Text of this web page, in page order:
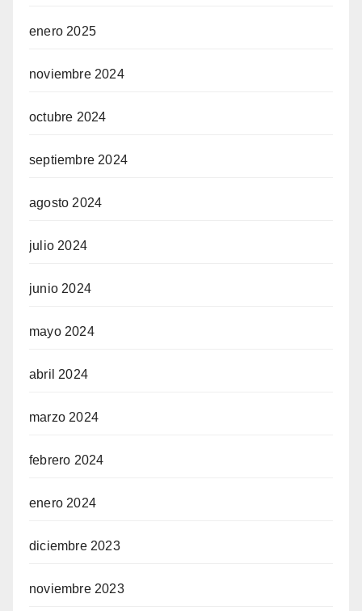
enero 2025
noviembre 2024
octubre 2024
septiembre 2024
agosto 2024
julio 2024
junio 2024
mayo 2024
abril 2024
marzo 2024
febrero 2024
enero 2024
diciembre 2023
noviembre 2023